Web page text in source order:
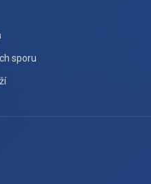
sporu